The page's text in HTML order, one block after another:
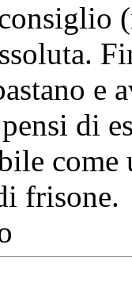
e
di
come
frisone.